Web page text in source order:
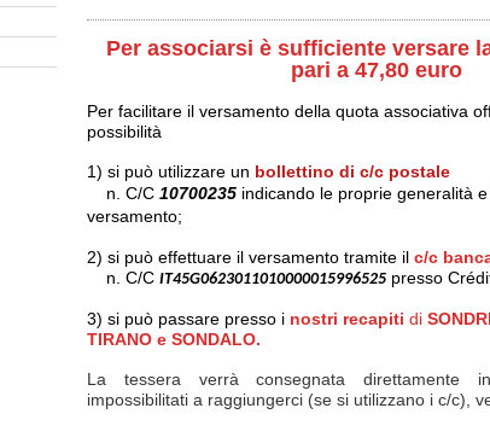
Per associarsi è sufficiente versare
pari a 47,80 euro
Per facilitare il versamento della quota associativa
possibilità
1) si può utilizzare un bollettino di c/c postale
n. C/C 10700235 indicando le proprie generalità
versamento;
2) si può effettuare il versamento tramite il c/c
n. C/C IT45G0623011010000015996525 presso
3) si può passare presso i nostri recapiti di
TIRANO e SONDALO.
La tessera verrà consegnata direttamente
impossibilitati a raggiungerci (se si utilizzano i c/c),